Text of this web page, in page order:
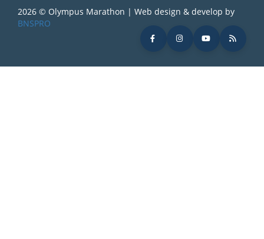
2026 © Olympus Marathon | Web design & develop by
BNSPRO